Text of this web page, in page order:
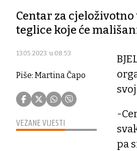
Centar za
teglice koje će
13.05.2023. u 08:53
Piše: Martina Čapo
VEZANE VIJESTI
-
pa